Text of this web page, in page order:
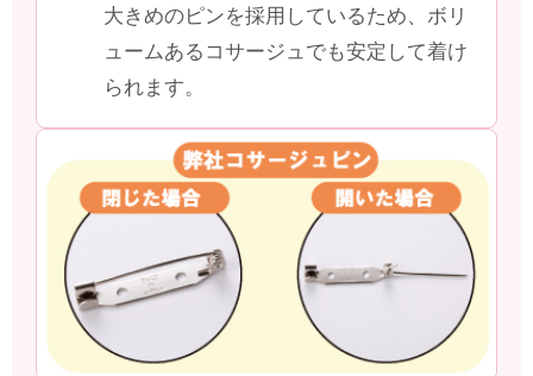
大きめのピンを採用しているため、ボリ
ュームあるコサージュでも安定して着け
られます。